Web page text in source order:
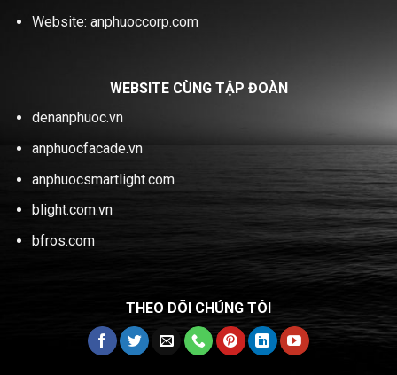
Website: anphuoccorp.com
WEBSITE CÙNG TẬP ĐOÀN
denanphuoc.vn
anphuocfacade.vn
anphuocsmartlight.com
blight.com.vn
bfros.com
THEO DÕI CHÚNG TÔI